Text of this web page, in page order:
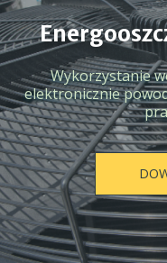
Wykorzystanie
elektronicznie